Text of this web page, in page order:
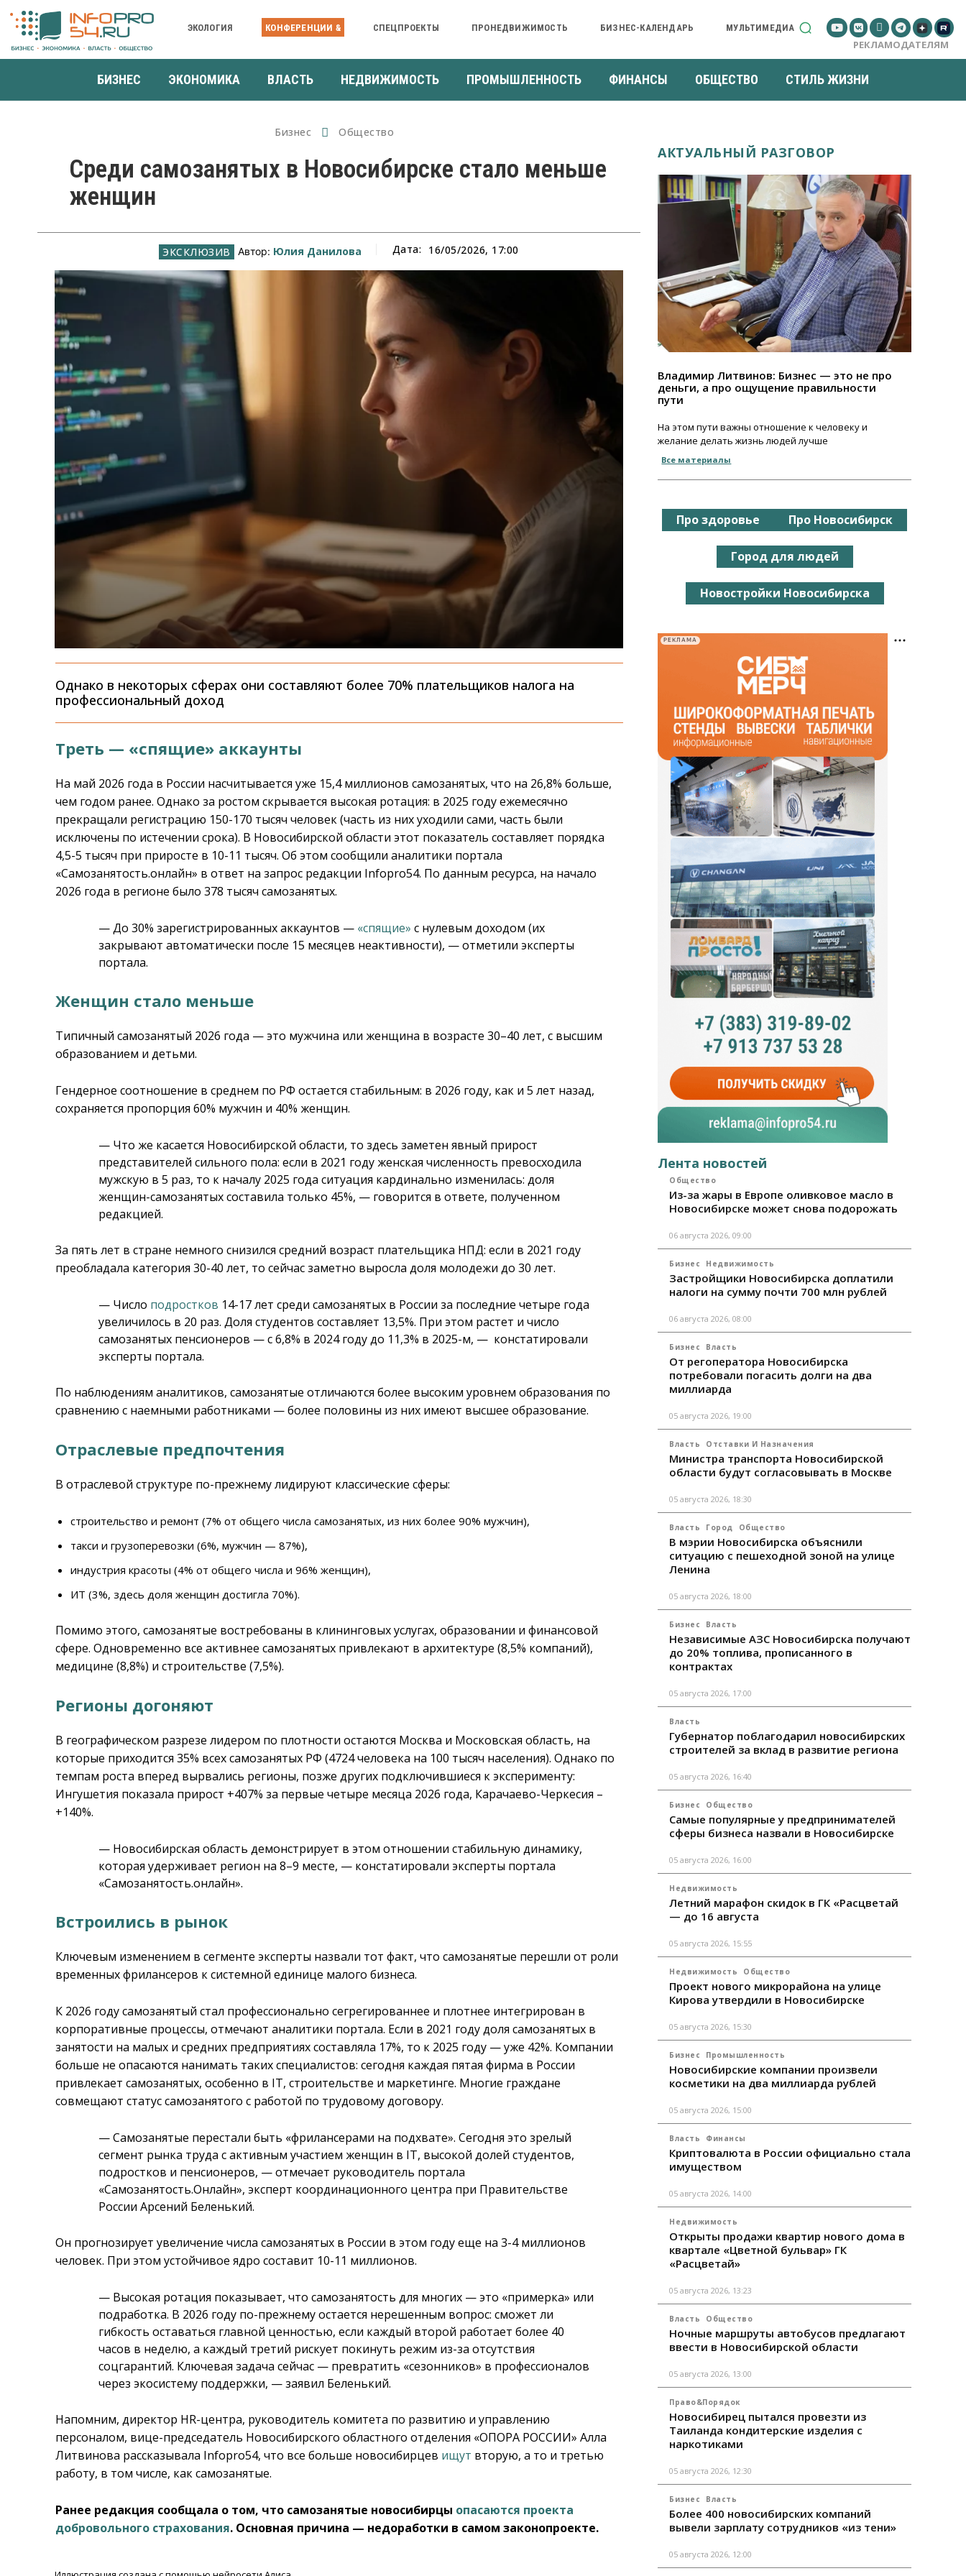
ЭКОЛОГИЯ КОНФЕРЕНЦИИ & СПЕЦПРОЕКТЫ ПРОНЕДВИЖИМОСТЬ БИЗНЕС-КАЛЕНДАРЬ МУЛЬТИМЕДИА
РЕКЛАМОДАТЕЛЯМ
БИЗНЕС ЭКОНОМИКА ВЛАСТЬ НЕДВИЖИМОСТЬ ПРОМЫШЛЕННОСТЬ ФИНАНСЫ ОБЩЕСТВО СТИЛЬ ЖИЗНИ
Бизнес Общество
Среди самозанятых в Новосибирске стало меньше
женщин
Автор: Юлия Данилова Дата: 16/05/2026, 17:00
Однако в некоторых сферах они составляют более 70% плательщиков налога на
профессиональный доход
Треть — «спящие» аккаунты
На май 2026 года в России насчитывается уже 15,4 миллионов самозанятых, что на 26,8% больше,
чем годом ранее. Однако за ростом скрывается высокая ротация: в 2025 году ежемесячно
прекращали регистрацию 150-170 тысяч человек (часть из них уходили сами, часть были
исключены по истечении срока). В Новосибирской области этот показатель составляет порядка
4,5-5 тысяч при приросте в 10-11 тысяч. Об этом сообщили аналитики портала
«Самозанятость.онлайн» в ответ на запрос редакции Infopro54. По данным ресурса, на начало
2026 года в регионе было 378 тысяч самозанятых.
— До 30% зарегистрированных аккаунтов — «спящие» с нулевым доходом (их
закрывают автоматически после 15 месяцев неактивности), — отметили эксперты
портала.
Женщин стало меньше
Типичный самозанятый 2026 года — это мужчина или женщина в возрасте 30–40 лет, с высшим
образованием и детьми.
Гендерное соотношение в среднем по РФ остается стабильным: в 2026 году, как и 5 лет назад,
сохраняется пропорция 60% мужчин и 40% женщин.
— Что же касается Новосибирской области, то здесь заметен явный прирост
представителей сильного пола: если в 2021 году женская численность превосходила
мужскую в 5 раз, то к началу 2025 года ситуация кардинально изменилась: доля
женщин-самозанятых составила только 45%, — говорится в ответе, полученном
редакцией.
За пять лет в стране немного снизился средний возраст плательщика НПД: если в 2021 году
преобладала категория 30-40 лет, то сейчас заметно выросла доля молодежи до 30 лет.
— Число подростков 14-17 лет среди самозанятых в России за последние четыре года
увеличилось в 20 раз. Доля студентов составляет 13,5%. При этом растет и число
самозанятых пенсионеров — с 6,8% в 2024 году до 11,3% в 2025-м, — констатировали
эксперты портала.
По наблюдениям аналитиков, самозанятые отличаются более высоким уровнем образования по
сравнению с наемными работниками — более половины из них имеют высшее образование.
Отраслевые предпочтения
В отраслевой структуре по-прежнему лидируют классические сферы:
строительство и ремонт (7% от общего числа самозанятых, из них более 90% мужчин),
такси и грузоперевозки (6%, мужчин — 87%),
индустрия красоты (4% от общего числа и 96% женщин),
ИТ (3%, здесь доля женщин достигла 70%).
Помимо этого, самозанятые востребованы в клининговых услугах, образовании и финансовой
сфере. Одновременно все активнее самозанятых привлекают в архитектуре (8,5% компаний),
медицине (8,8%) и строительстве (7,5%).
Регионы догоняют
В географическом разрезе лидером по плотности остаются Москва и Московская область, на
которые приходится 35% всех самозанятых РФ (4724 человека на 100 тысяч населения). Однако по
темпам роста вперед вырвались регионы, позже других подключившиеся к эксперименту:
Ингушетия показала прирост +407% за первые четыре месяца 2026 года, Карачаево-Черкесия –
+140%.
— Новосибирская область демонстрирует в этом отношении стабильную динамику,
которая удерживает регион на 8–9 месте, — констатировали эксперты портала
«Самозанятость.онлайн».
Встроились в рынок
Ключевым изменением в сегменте эксперты назвали тот факт, что самозанятые перешли от роли
временных фрилансеров к системной единице малого бизнеса.
К 2026 году самозанятый стал профессионально сегрегированнее и плотнее интегрирован в
корпоративные процессы, отмечают аналитики портала. Если в 2021 году доля самозанятых в
занятости на малых и средних предприятиях составляла 17%, то к 2025 году — уже 42%. Компании
больше не опасаются нанимать таких специалистов: сегодня каждая пятая фирма в России
привлекает самозанятых, особенно в IT, строительстве и маркетинге. Многие граждане
совмещают статус самозанятого с работой по трудовому договору.
— Самозанятые перестали быть «фрилансерами на подхвате». Сегодня это зрелый
сегмент рынка труда с активным участием женщин в IT, высокой долей студентов,
подростков и пенсионеров, — отмечает руководитель портала
«Самозанятость.Онлайн», эксперт координационного центра при Правительстве
России Арсений Беленький.
Он прогнозирует увеличение числа самозанятых в России в этом году еще на 3-4 миллионов
человек. При этом устойчивое ядро составит 10-11 миллионов.
— Высокая ротация показывает, что самозанятость для многих — это «примерка» или
подработка. В 2026 году по-прежнему остается нерешенным вопрос: сможет ли
гибкость оставаться главной ценностью, если каждый второй работает более 40
часов в неделю, а каждый третий рискует покинуть режим из-за отсутствия
соцгарантий. Ключевая задача сейчас — превратить «сезонников» в профессионалов
через экосистему поддержки, — заявил Беленький.
Напомним, директор HR-центра, руководитель комитета по развитию и управлению
персоналом, вице-председатель Новосибирского областного отделения «ОПОРА РОССИИ» Алла
Литвинова рассказывала Infopro54, что все больше новосибирцев ищут вторую, а то и третью
работу, в том числе, как самозанятые.
Ранее редакция сообщала о том, что самозанятые новосибирцы опасаются проекта
добровольного страхования. Основная причина — недоработки в самом законопроекте.
АКТУАЛЬНЫЙ РАЗГОВОР
Владимир Литвинов: Бизнес — это не про
деньги, а про ощущение правильности
пути
На этом пути важны отношение к человеку и
желание делать жизнь людей лучше
Все материалы
Про здоровье Про Новосибирск
Город для людей
Новостройки Новосибирска
РЕКЛАМА
Лента новостей
Общество
Из-за жары в Европе оливковое масло в
Новосибирске может снова подорожать
06 августа 2026, 09:00
Бизнес Недвижимость
Застройщики Новосибирска доплатили
налоги на сумму почти 700 млн рублей
06 августа 2026, 08:00
Бизнес Власть
От регоператора Новосибирска
потребовали погасить долги на два
миллиарда
05 августа 2026, 19:00
Власть Отставки И Назначения
Министра транспорта Новосибирской
области будут согласовывать в Москве
05 августа 2026, 18:30
Власть Город Общество
В мэрии Новосибирска объяснили
ситуацию с пешеходной зоной на улице
Ленина
05 августа 2026, 18:00
Бизнес Власть
Независимые АЗС Новосибирска получают
до 20% топлива, прописанного в
контрактах
05 августа 2026, 17:00
Власть
Губернатор поблагодарил новосибирских
строителей за вклад в развитие региона
05 августа 2026, 16:40
Бизнес Общество
Самые популярные у предпринимателей
сферы бизнеса назвали в Новосибирске
05 августа 2026, 16:00
Недвижимость
Летний марафон скидок в ГК «Расцветай
— до 16 августа
05 августа 2026, 15:55
Недвижимость Общество
Проект нового микрорайона на улице
Кирова утвердили в Новосибирске
05 августа 2026, 15:30
Бизнес Промышленность
Новосибирские компании произвели
косметики на два миллиарда рублей
05 августа 2026, 15:00
Власть Финансы
Криптовалюта в России официально стала
имуществом
05 августа 2026, 14:00
Недвижимость
Открыты продажи квартир нового дома в
квартале «Цветной бульвар» ГК
«Расцветай»
05 августа 2026, 13:23
Власть Общество
Ночные маршруты автобусов предлагают
ввести в Новосибирской области
05 августа 2026, 13:00
Право&Порядок
Новосибирец пытался провезти из
Таиланда кондитерские изделия с
наркотиками
05 августа 2026, 12:30
Бизнес Власть
Более 400 новосибирских компаний
вывели зарплату сотрудников «из тени»
05 августа 2026, 12:00